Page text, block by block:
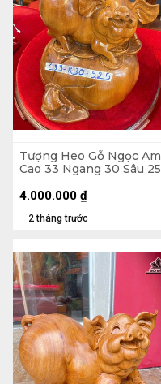
Tượng Heo Gỗ Ngọc Am
Cao 33 Ngang 30 Sâu 25
2 tháng trước
4.000.000 ₫